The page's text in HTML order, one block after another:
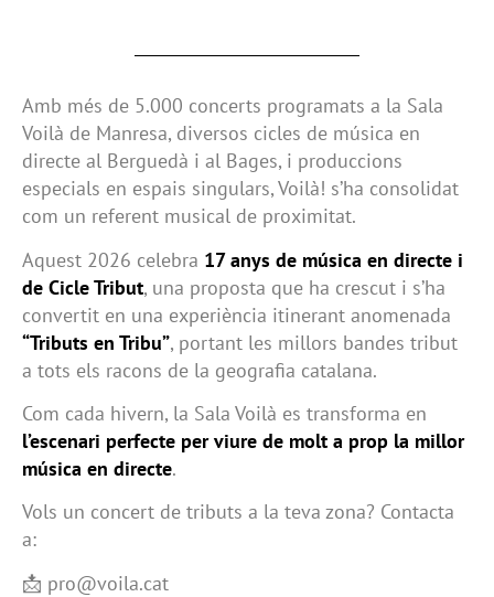
Amb més de 5.000 concerts programats a la Sala
Voilà de Manresa, diversos cicles de música en
directe al Berguedà i al Bages, i produccions
especials en espais singulars, Voilà! s’ha consolidat
com un referent musical de proximitat.
Aquest 2026 celebra 17 anys de música en directe i
de Cicle Tribut, una proposta que ha crescut i s’ha
convertit en una experiència itinerant anomenada
“Tributs en Tribu”, portant les millors bandes tribut
a tots els racons de la geografia catalana.
Com cada hivern, la Sala Voilà es transforma en
l’escenari perfecte per viure de molt a prop la millor
música en directe.
Vols un concert de tributs a la teva zona? Contacta
a:
📩 pro@voila.cat